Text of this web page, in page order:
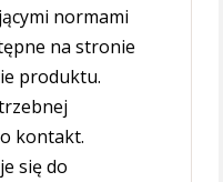
normami
na stronie
produktu.
kontakt.
się do